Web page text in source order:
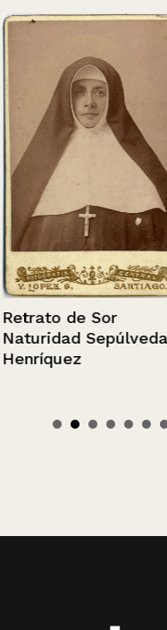
Retrato de Sor
Naturidad Sepúlveda
Henríquez